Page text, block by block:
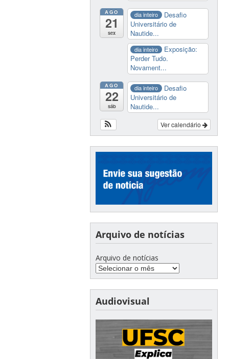
AGO
21
sex
dia inteiro
Desafio
Universitário de
Nautide...
dia inteiro
Exposição:
Perder Tudo.
Novament...
AGO
22
sáb
dia inteiro
Desafio
Universitário de
Nautide...
Ver calendário
Arquivo de notícias
Arquivo de notícias
Audiovisual